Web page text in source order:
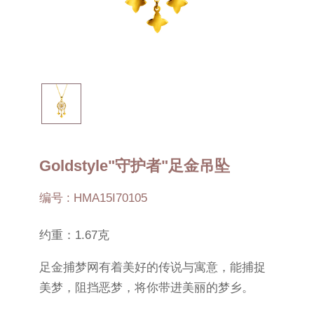
Goldstyle"守护者"足金吊坠
编号 : HMA15I70105
约重：1.67克
足金捕梦网有着美好的传说与寓意，能捕捉
美梦，阻挡恶梦，将你带进美丽的梦乡。